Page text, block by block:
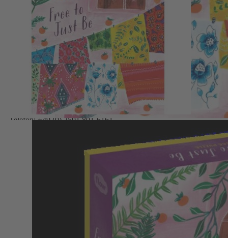
Entdecken Sie auch das Flow-Puzzle "Dare to dream"
mit 1.000
Kontakt
Deutsche Medien-Manufaktur GmbH & Co. KG
Hülsebrockstr. 2–8
48165 Münster
Deutschland
Telefon: +49 (0) 2501 801-6161
>>> Zum Kontaktformular
EU-Online-Plattform zur alternativen Streitbeilegung:
Zahlungsmöglichkeiten